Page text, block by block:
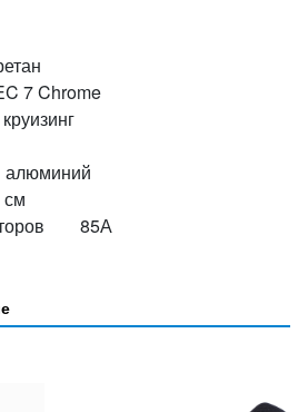
7 Chrome
85А